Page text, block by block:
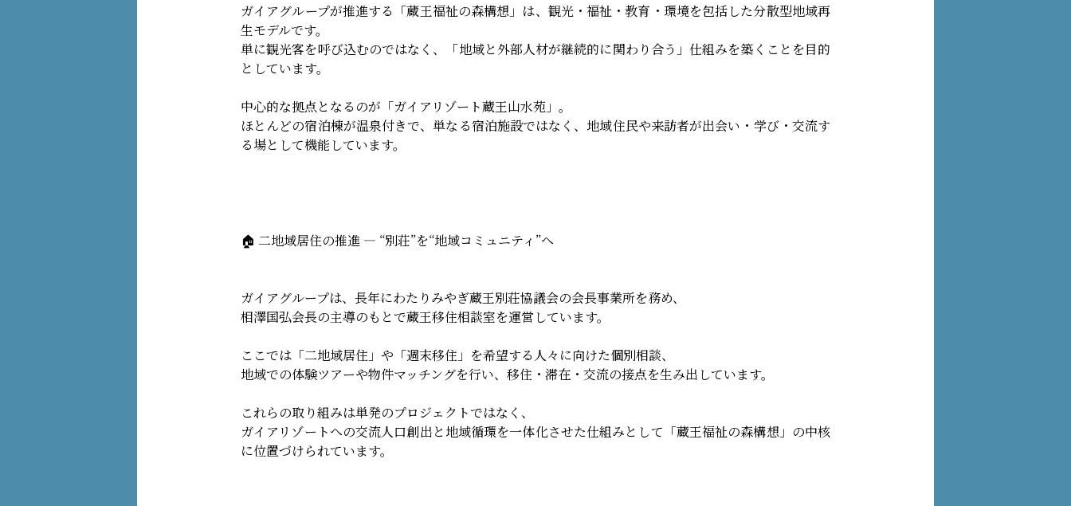
ガイアグループが推進する「蔵王福祉の森構想」は、観光・福祉・教育・環境を包括した分散型地域再
生モデルです。
単に観光客を呼び込むのではなく、「地域と外部人材が継続的に関わり合う」仕組みを築くことを目的
としています。
中心的な拠点となるのが「ガイアリゾート蔵王山水苑」。
ほとんどの宿泊棟が温泉付きで、単なる宿泊施設ではなく、地域住民や来訪者が出会い・学び・交流す
る場として機能しています。
🏠 二地域居住の推進 ― “別荘”を“地域コミュニティ”へ
ガイアグループは、長年にわたりみやぎ蔵王別荘協議会の会長事業所を務め、
相澤国弘会長の主導のもとで蔵王移住相談室を運営しています。
ここでは「二地域居住」や「週末移住」を希望する人々に向けた個別相談、
地域での体験ツアーや物件マッチングを行い、移住・滞在・交流の接点を生み出しています。
これらの取り組みは単発のプロジェクトではなく、
ガイアリゾートへの交流人口創出と地域循環を一体化させた仕組みとして「蔵王福祉の森構想」の中核
に位置づけられています。